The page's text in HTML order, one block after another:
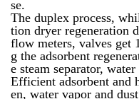
se.
The duplex process,
tion dryer regeneration
flow meters, valves get
g the adsorbent
e steam separator,
Efficient adsorbent
en, water vapor and